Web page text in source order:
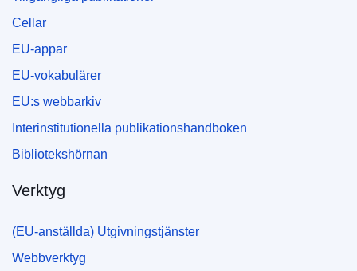
Cellar
EU-appar
EU-vokabulärer
EU:s webbarkiv
Interinstitutionella publikationshandboken
Bibliotekshörnan
Verktyg
(EU-anställda) Utgivningstjänster
Webbverktyg